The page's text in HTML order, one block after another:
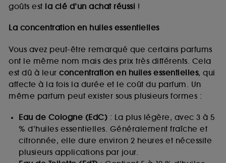
goûts est la clé d’un achat réussi !
La concentration en huiles essentielles
Vous avez peut-être remarqué que certains parfums
ont le même nom mais des prix très différents. Cela
est dû à leur concentration en huiles essentielles, qui
affecte à la fois la durée et le coût du parfum. Un
même parfum peut exister sous plusieurs formes :
Eau de Cologne (EdC) : La plus légère, avec 3 à 5
% d’huiles essentielles. Généralement fraîche et
citronnée, elle dure environ 2 heures et nécessite
plusieurs applications par jour.